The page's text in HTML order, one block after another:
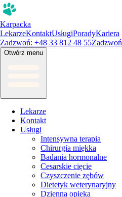
Karpacka
LekarzeKontaktUsługiPoradyKariera
Zadzwoń: +48 33 812 48 55Zadzwoń
Otwórz menu
Lekarze
Kontakt
Usługi
Intensywna terapia
Chirurgia miękka
Badania hormonalne
Cesarskie cięcie
Czyszczenie zębów
Dietetyk weterynaryjny
Dzienna opieka